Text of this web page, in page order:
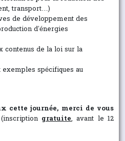
transport…)
de développement des
d’énergies
contenus de la loi sur la
spécifiques au
cette journée, merci de vous
(inscription gratuite, avant le 12